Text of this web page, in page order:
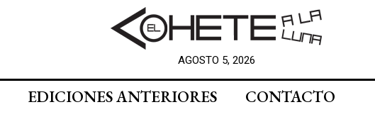
AGOSTO 5, 2026
EDICIONES ANTERIORES
CONTACTO